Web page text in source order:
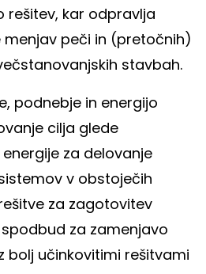
rešitev, kar odpravlja
peči in (pretočnih)
stavbah.
podnebje in energijo
cilja glede
za delovanje
v obstoječih
za zagotovitev
za zamenjavo
bolj učinkovitimi rešitvami